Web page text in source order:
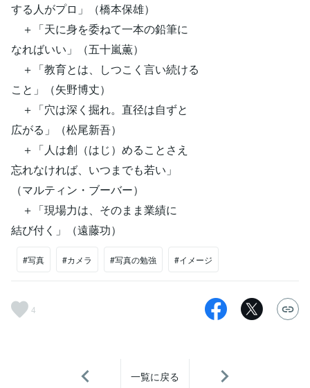
する人がプロ」（橋本保雄）
＋「天に身を委ねて一本の鉛筆に
なればいい」（五十嵐薫）
＋「教育とは、しつこく言い続ける
こと」（矢野博丈）
＋「穴は深く掘れ。直径は自ずと
広がる」（松尾新吾）
＋「人は創（はじ）めることさえ
忘れなければ、いつまでも若い」
（マルティン・ブーバー）
＋「現場力は、そのまま業績に
結び付く」（遠藤功）
#写真 #カメラ #写真の勉強 #イメージ
4
一覧に戻る